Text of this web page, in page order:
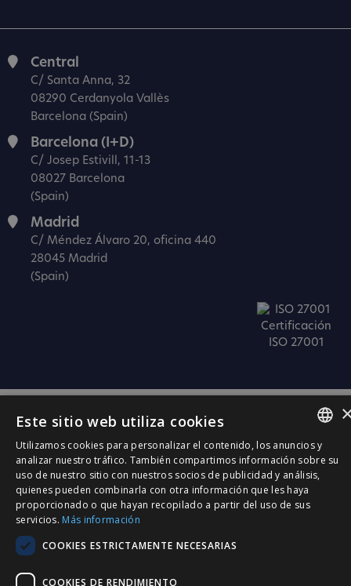
Central
C/ Santa Anna, 32
08290 Cerdanyola Vallès
Barcelona (Spain)
Barcelona (I+D)
C/ Josep Estivill, 11-13
08027 Barcelona
(Spain)
Madrid
C/ Méndez Álvaro 20, oficina 440
28045 Madrid
(Spain)
Certificación
ISO 27001
SPANISH
CATALÀ
ENGLISH
Este sitio web utiliza cookies
Utilizamos cookies para personalizar el contenido, los anuncios y
analizar nuestro tráfico. También compartimos información sobre su
uso de nuestro sitio con nuestros socios de publicidad y análisis,
quienes pueden combinarla con otra información que les haya
proporcionado o que hayan recopilado a partir del uso de sus
servicios. Más información
COOKIES ESTRICTAMENTE NECESARIAS
COOKIES DE RENDIMIENTO